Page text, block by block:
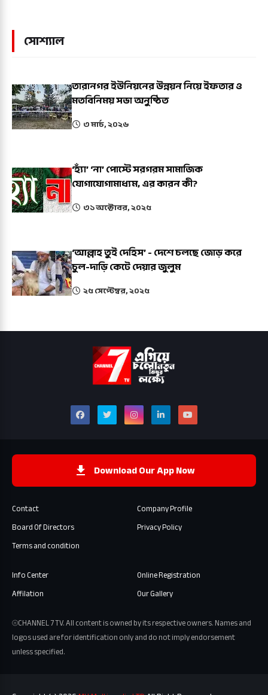
সোশ্যাল
তারানগর ইউনিয়নের উন্নয়ন নিয়ে ইফতার ও
মতবিনিময় সভা অনুষ্ঠিত
৩ মার্চ, ২০২৬
‘হ্যাঁ’ ‘না’ পোস্টে সরগরম সামাজিক
যোগাযোগামাধ্যম, এর কারন কী?
৩১ অক্টোবর, ২০২৫
‘আল্লাহ তুই দেহিস’ - দেশে চলছে জোড় করে
চুল-দাড়ি কেটে দেয়ার জুলুম
২৫ সেপ্টেম্বর, ২০২৫
Download Our App Now
Contact
Company Profile
Board Of Directors
Privacy Policy
Terms and condition
Info Center
Online Registration
Affilation
Our Gallery
⦾CHANNEL 7 TV. All content is owned by its respective owners. Names and
logos used are for identification only and do not imply endorsement
unless specified.